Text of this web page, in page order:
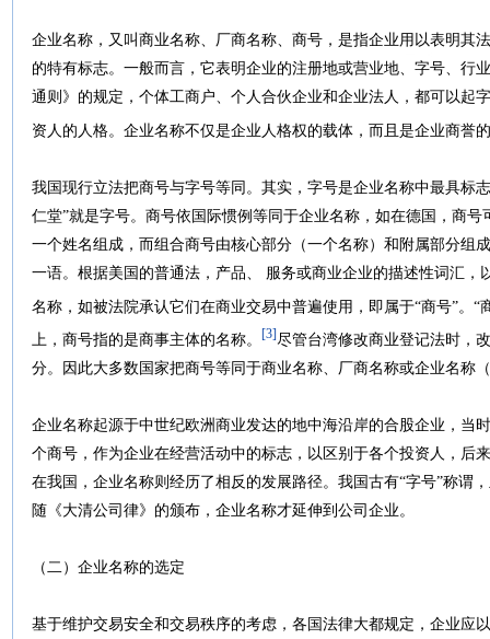
企业名称，又叫商业名称、厂商名称、商号，是指企业用以表明其
的特有标志。一般而言，它表明企业的注册地或营业地、字号、行
通则》的规定，个体工商户、个人合伙企业和企业法人，都可以起
资人的人格。企业名称不仅是企业人格权的载体，而且是企业商誉
我国现行立法把商号与字号等同。其实，字号是企业名称中最具标
仁堂”就是字号。商号依国际惯例等同于企业名称，如在德国，商
一个姓名组成，而组合商号由核心部分（一个名称）和附属部分组
一语。根据美国的普通法，产品、 服务或商业企业的描述性词汇，
名称，如被法院承认它们在商业交易中普遍使用，即属于“商号”。“
上，商号指的是商事主体的名称。 [3] 尽管台湾修改商业登记法时，
分。因此大多数国家把商号等同于商业名称、厂商名称或企业名称（
企业名称起源于中世纪欧洲商业发达的地中海沿岸的合股企业，当
个商号，作为企业在经营活动中的标志，以区别于各个投资人，后
在我国，企业名称则经历了相反的发展路径。我国古有“字号”称谓
随《大清公司律》的颁布，企业名称才延伸到公司企业。
（二）企业名称的选定
基于维护交易安全和交易秩序的考虑，各国法律大都规定，企业应